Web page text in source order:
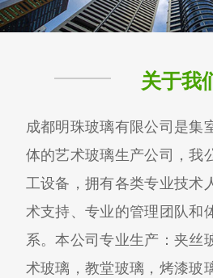
关于我
成都明珠玻璃有限公司是集
体的艺术玻璃生产公司，我
工设备，拥有各类专业技术
术支持、专业的管理团队和
系。本公司专业生产：夹丝
术玻璃，教堂玻璃，烤漆玻